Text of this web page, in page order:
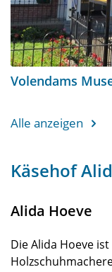
Volendams
Alle anzeigen
Käsehof
Alida Hoeve
Die Alida Hoeve